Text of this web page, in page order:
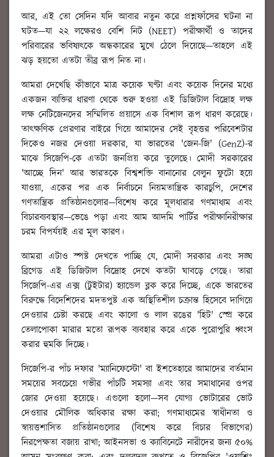
আর, এই তো সেদিন যদি আবার নতুন করে প্রশ্নফাঁসের ঘটনা না
ঘটত—যা ২২ লক্ষেরও বেশি নিট (NEET) পরীক্ষার্থী ও তাদের
পরিবারের ভবিষ্যৎকে অন্ধকারের মুখে ঠেলে দিয়েছে—তাহলে এই
ঝড় হয়তো এতটা তীব্র রূপ নিত না।
আমরা দেখেছি কীভাবে মাত্র কয়েক ঘণ্টা এবং কয়েক দিনের মধ্যে
একজন ব্যক্তির ধারণা থেকে শুরু হওয়া এই ডিজিটাল বিদ্রোহ লক্ষ
লক্ষ নেটিজেনদের সম্মিলিত প্রয়াসে এক বিশাল রূপ ধারণ করেছে।
তাৎক্ষণিক প্রেরণার বাইরে গিয়ে আমাদের সেই বৃহত্তর পরিবেশটার
দিকেও নজর দেওয়া দরকার, যা ভারতের 'জেন-জি' (GenZ)-র
মাঝে সিজেপি-কে এতটা জনপ্রিয় করে তুলেছে। মোদী সরকারের
'আচ্ছে দিন' আর ভারতকে বিশ্বশক্তি বানানোর বেলুন ফুটো হয়ে
যাওয়া, একের পর এক নির্বাচনে নিয়মতান্ত্রিক কারচুপি, দেশের
গণতান্ত্রিক প্রতিষ্ঠানগুলোর—বিশেষ করে মূলধারার গণমাধ্যম এবং
বিচারব্যবস্থার—ভেঙে পড়া এবং আম আদমি পার্টির পরীক্ষানিরীক্ষার
চরম বিপর্যয়ই এর মূল কারণ।
আমরা এটাও স্পষ্ট দেখতে পাচ্ছি যে, মোদী সরকার এবং সঙ্ঘ
ব্রিগেড এই ডিজিটাল বিদ্রোহ দেখে কতটা ঘাবড়ে গেছে। তারা
সিজেপি-এর এক্স (টুইটার) হ্যান্ডেল ব্লক করে দিচ্ছে, একে ভারতের
বিরুদ্ধে বিদেশিদের মদতপুষ্ট এক অস্থিতিশীল চক্রান্ত হিসেবে দাগিয়ে
দেওয়ার চেষ্টা করছে এবং কালো ও লাল রঙের 'হিট' স্প্রে করে
তেলাপোকা মারার মতো রূপক ব্যবহার করে একে পুরোপুরি ধ্বংস
করার হুমকি দিচ্ছে।
সিজেপি-র পাঁচ দফার 'ম্যানিফেস্টো' বা ইশতেহারে আমাদের বর্তমান
সময়ের সবচেয়ে গভীর পাঁচটি সমস্যা এবং তার সমাধানের ওপর
জোর দেওয়া হয়েছে। এগুলো হলো—সব যোগ্য ভোটারের ভোট
দেওয়ার মৌলিক অধিকার রক্ষা করা; গণমাধ্যমের স্বাধীনতা ও
স্বায়ত্তশাসিত প্রতিষ্ঠানগুলোর (বিশেষ করে বিচার বিভাগের)
নিরপেক্ষতা বজায় রাখা; আইনসভা ও ক্যাবিনেটে নারীদের জন্য ৫০%